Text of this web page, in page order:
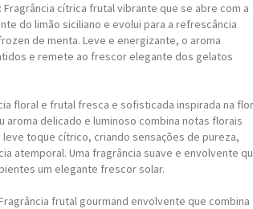
Fragrância cítrica frutal vibrante que se abre com a
do limão siciliano e evolui para a refrescância
de menta. Leve e energizante, o aroma
e remete ao frescor elegante dos gelatos
floral e frutal fresca e sofisticada inspirada na flor
aroma delicado e luminoso combina notas florais
leve toque cítrico, criando sensações de pureza,
atemporal. Uma fragrância suave e envolvente
um elegante frescor solar.
Fragrância frutal gourmand envolvente que combina